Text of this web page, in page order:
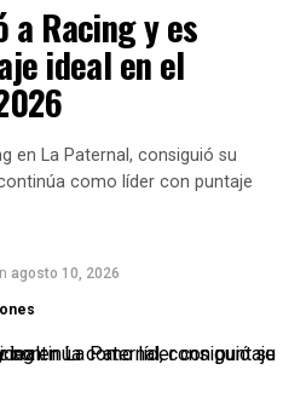
superioridad inglesa. Costa
proceso de renovación,
embargo, le costó generar
Racing y es
ideal en el
en La Paternal, consiguió su
como líder con puntaje
agosto 10, 2026